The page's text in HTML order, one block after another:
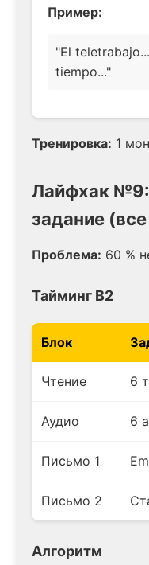
Пример:
"El
tiempo..."
Тренировка: 1
Лайфхак
задание
Проблема: 60 %
Тайминг B2
Блок
Чтение 6
Аудио 6
Письмо 1
Письмо 2
Алгоритм